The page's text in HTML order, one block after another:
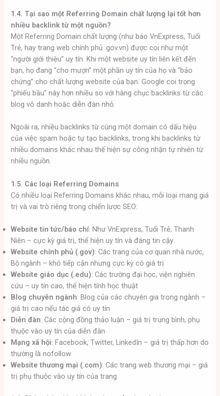
1.4. Tại sao một Referring Domain chất lượng lại tốt hơn
nhiều backlink từ một nguồn?
Một Referring Domain chất lượng (như báo VnExpress, Tuổi
Trẻ, hay trang web chính phủ .gov.vn) được coi như một
“người giới thiệu” uy tín. Khi một website uy tín liên kết đến
bạn, họ đang “cho mượn” một phần uy tín của họ và “bảo
chứng” cho chất lượng website của bạn. Google coi trọng
“phiếu bầu” này hơn nhiều so với hàng chục backlinks từ các
blog vô danh hoặc diễn đàn nhỏ.
Ngoài ra, nhiều backlinks từ cùng một domain có dấu hiệu
của việc spam hoặc tự tạo backlinks, trong khi backlinks từ
nhiều domains khác nhau thể hiện sự công nhận tự nhiên từ
nhiều nguồn.
1.5. Các loại Referring Domains
Có nhiều loại Referring Domains khác nhau, mỗi loại mang giá
trị và vai trò riêng trong chiến lược SEO:
Website tin tức/báo chí: Như VnExpress, Tuổi Trẻ, Thanh
Niên – cực kỳ giá trị, thể hiện uy tín và đáng tin cậy
Website chính phủ (.gov): Các trang của cơ quan nhà nước,
Bộ ngành – khó tiếp cận nhưng cực kỳ có giá trị
Website giáo dục (.edu): Các trường đại học, viện nghiên
cứu – uy tín cao, thể hiện tính học thuật
Blog chuyên ngành: Blog của các chuyên gia trong ngành –
giá trị cao nếu tác giả có uy tín
Diễn đàn: Các cộng đồng thảo luận – giá trị trung bình, phụ
thuộc vào uy tín của diễn đàn
Mạng xã hội: Facebook, Twitter, LinkedIn – giá trị thấp hơn do
thường là nofollow
Website thương mại (.com): Các trang web thương mại – giá
trị phụ thuộc vào uy tín của trang